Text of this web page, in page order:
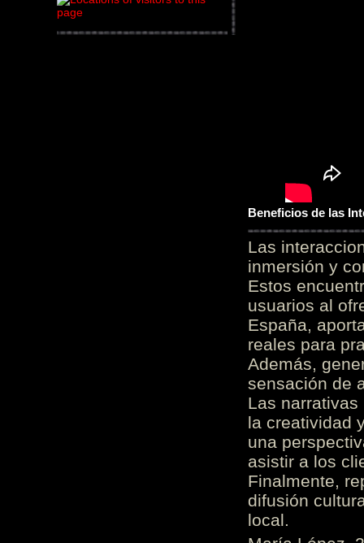
Beneficios de las
Las
inmersión y
Estos
usuarios al
España,
reales para
Además,
sensación de
Las
la creatividad
una
asistir a los
Finalmente,
difusión
local.